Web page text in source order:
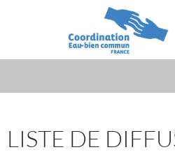
LISTE DE